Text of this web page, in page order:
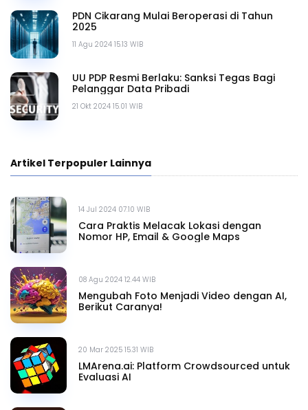
11 Agu 2024 15.13 WIB
PDN Cikarang Mulai Beroperasi di Tahun
2025
21 Okt 2024 15.01 WIB
UU PDP Resmi Berlaku: Sanksi Tegas Bagi
Pelanggar Data Pribadi
Artikel Terpopuler Lainnya
14 Jul 2024 07.10 WIB
Cara Praktis Melacak Lokasi dengan
Nomor HP, Email & Google Maps
08 Agu 2024 12.44 WIB
Mengubah Foto Menjadi Video dengan AI,
Berikut Caranya!
20 Mar 2025 15.31 WIB
LMArena.ai: Platform Crowdsourced untuk
Evaluasi AI